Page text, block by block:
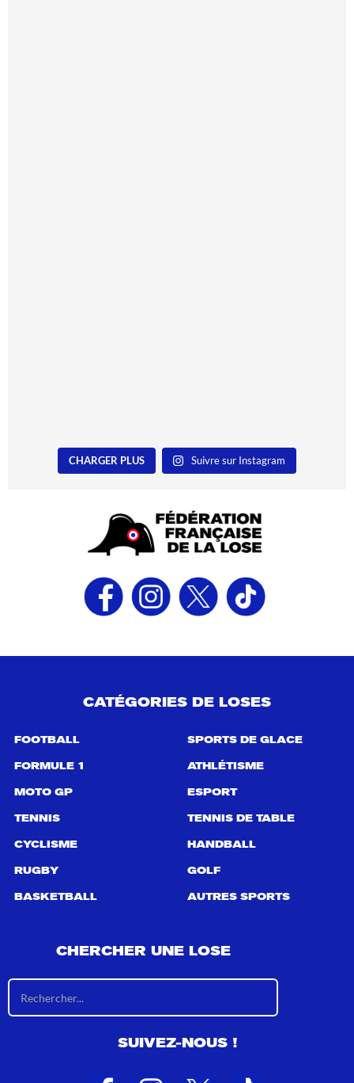
CHARGER PLUS Suivre sur Instagram
CATÉGORIES DE LOSES
FOOTBALL
FORMULE 1
MOTO GP
TENNIS
CYCLISME
RUGBY
BASKETBALL
SPORTS DE GLACE
ATHLÉTISME
ESPORT
TENNIS DE TABLE
HANDBALL
GOLF
AUTRES SPORTS
CHERCHER UNE LOSE
s
l
a
SUIVEZ-NOUS !